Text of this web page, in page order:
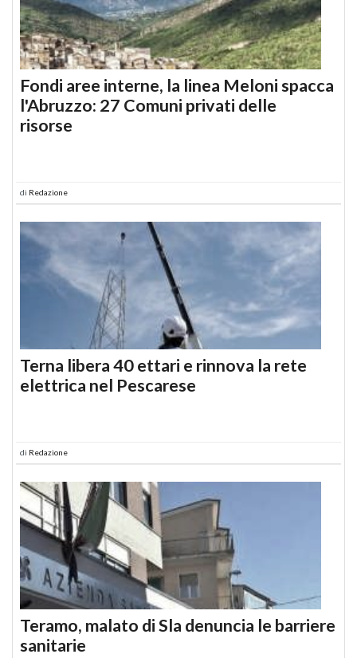
Fondi aree interne, la linea Meloni spacca
l'Abruzzo: 27 Comuni privati delle
risorse
di Redazione
Terna libera 40 ettari e rinnova la rete
elettrica nel Pescarese
di Redazione
Teramo, malato di Sla denuncia le barriere
sanitarie